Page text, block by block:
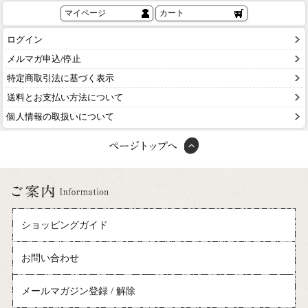
マイページ カート
ログイン
メルマガ申込/停止
特定商取引法に基づく表示
送料とお支払い方法について
個人情報の取扱いについて
ショッピングガイド
お問い合わせ
メールマガジン登録 / 解除